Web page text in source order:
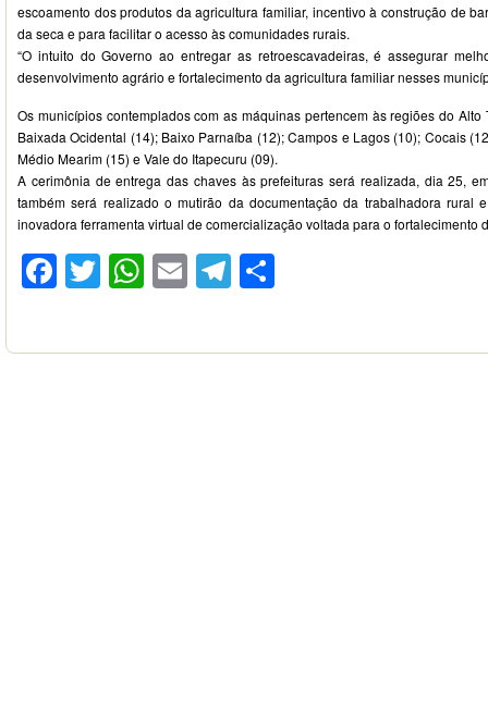
escoamento dos produtos da agricultura familiar, incentivo à construção de
da seca e para facilitar o acesso às comunidades rurais.
“O intuito do Governo ao entregar as retroescavadeiras, é assegurar
desenvolvimento agrário e fortalecimento da agricultura familiar nesses
Os municípios contemplados com as máquinas pertencem às regiões do
Baixada Ocidental (14); Baixo Parnaíba (12); Campos e Lagos (10); Cocais
Médio Mearim (15) e Vale do Itapecuru (09).
A cerimônia de entrega das chaves às prefeituras será realizada, dia 25,
também será realizado o mutirão da documentação da trabalhadora rural
inovadora ferramenta virtual de comercialização voltada para o fortalecimento
Facebook
Twitter
WhatsApp
EmailTelegram